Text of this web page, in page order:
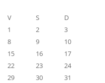
V S
D
1
2
3
8 9
10
15 16
17
22 23
24
29 30
31